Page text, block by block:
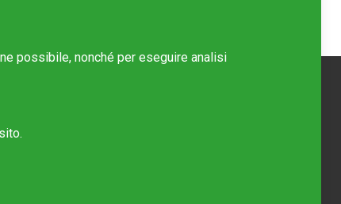
possibile, nonché per eseguire analisi